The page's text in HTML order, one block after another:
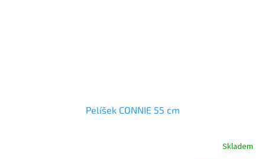
Pelíšek CONNIE 55 cm
Skladem